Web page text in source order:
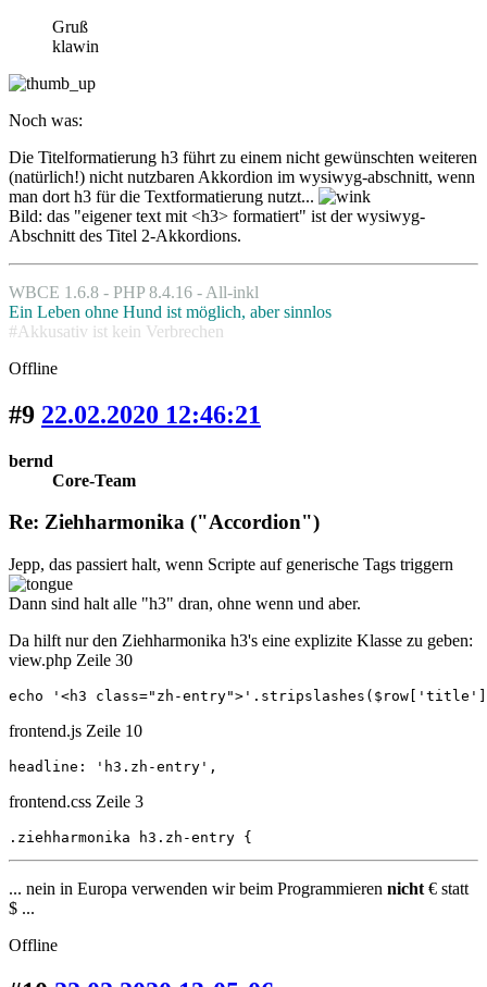
Gruß
klawin
Noch was:
Die Titelformatierung h3 führt zu einem nicht gewünschten weiteren
(natürlich!) nicht nutzbaren Akkordion im wysiwyg-abschnitt, wenn
man dort h3 für die Textformatierung nutzt...
Bild: das "eigener text mit <h3> formatiert" ist der wysiwyg-
Abschnitt des Titel 2-Akkordions.
WBCE 1.6.8 - PHP 8.4.16 - All-inkl
Ein Leben ohne Hund ist möglich, aber sinnlos
#Akkusativ ist kein Verbrechen
Offline
#9 22.02.2020 12:46:21
bernd
Core-Team
Re: Ziehharmonika ("Accordion")
Jepp, das passiert halt, wenn Scripte auf generische Tags triggern
Dann sind halt alle "h3" dran, ohne wenn und aber.
Da hilft nur den Ziehharmonika h3's eine explizite Klasse zu geben:
view.php Zeile 30
echo '<h3 class="zh-
frontend.js Zeile 10
headline: 'h3.zh-entry',
frontend.css Zeile 3
.ziehharmonika h3.zh-entry {
... nein in Europa verwenden wir beim Programmieren nicht € statt
$ ...
Offline